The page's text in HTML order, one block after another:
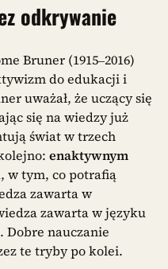
odkrywanie
Bruner (1915–2016)
do edukacji i
uważał, że uczący się
się na wiedzy już
świat w trzech
enaktywnym
w tym, co potrafią
zawarta w
zawarta w języku
Dobre nauczanie
te tryby po kolei.